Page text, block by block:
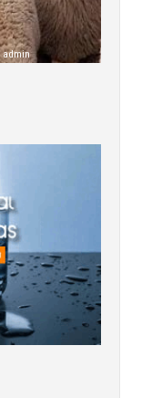
admin